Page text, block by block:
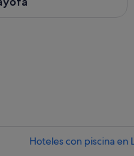
Hoteles con piscina en